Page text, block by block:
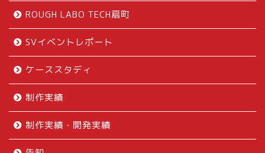
ROUGH LABO TECH扇町
SVイベントレポート
ケーススタディ
制作実績
制作実績・開発実績